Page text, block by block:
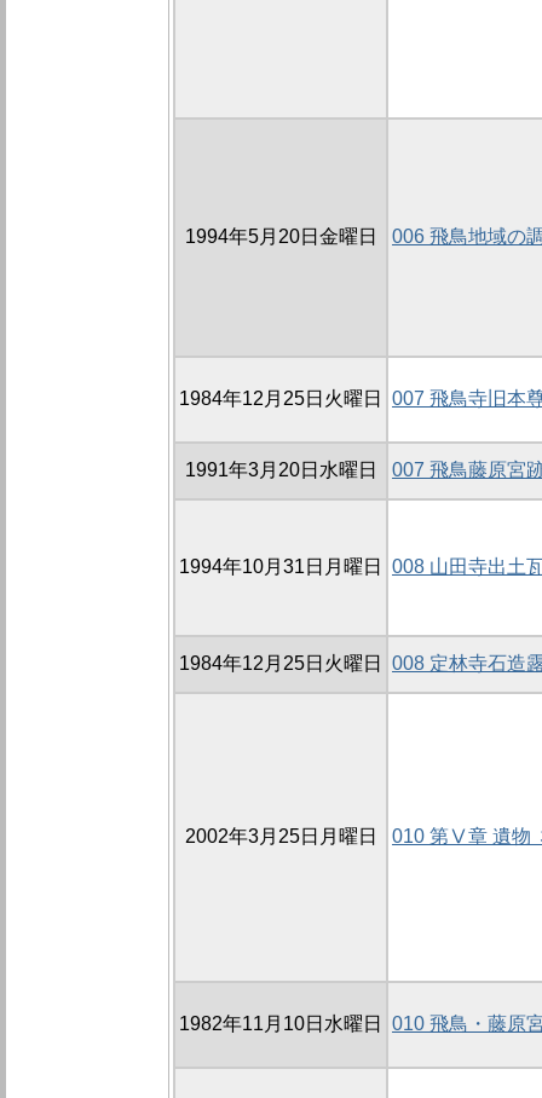
1994年5月20日金曜日 006 飛鳥地域の
1984年12月25日火曜日 007 飛鳥寺旧本
1991年3月20日水曜日 007 飛鳥藤原宮
1994年10月31日月曜日 008 山田寺出土
1984年12月25日火曜日 008 定林寺石造
2002年3月25日月曜日 010 第Ⅴ章 遺物
1982年11月10日水曜日 010 飛鳥・藤原